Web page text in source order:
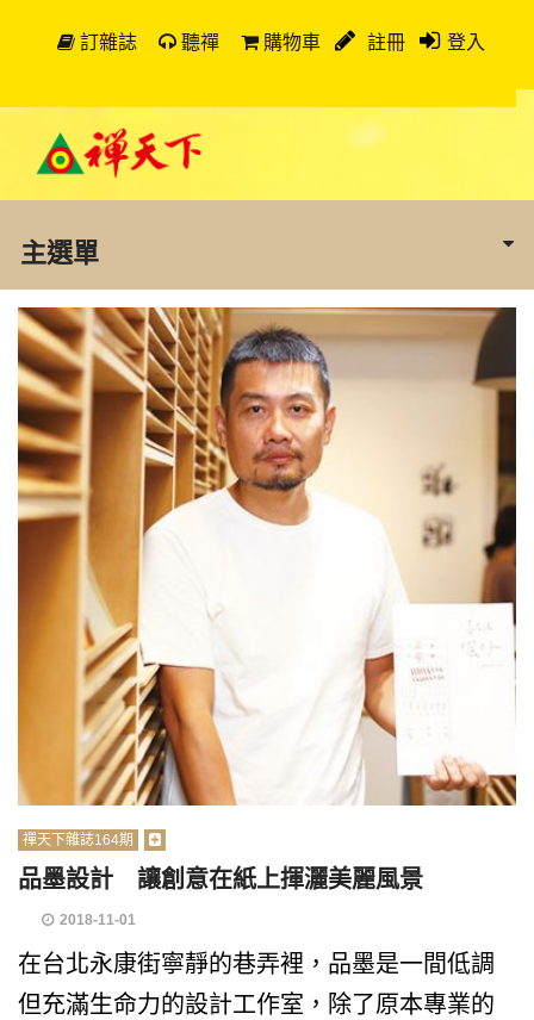
訂雜誌 聽禪 購物車 註冊 登入
主選單
禪天下雜誌164期
品墨設計 讓創意在紙上揮灑美麗風景
2018-11-01
在台北永康街寧靜的巷弄裡，品墨是一間低調
但充滿生命力的設計工作室，除了原本專業的